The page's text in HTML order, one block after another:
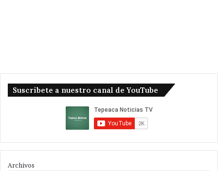
Suscribete a nuestro canal de YouTube
Archivos